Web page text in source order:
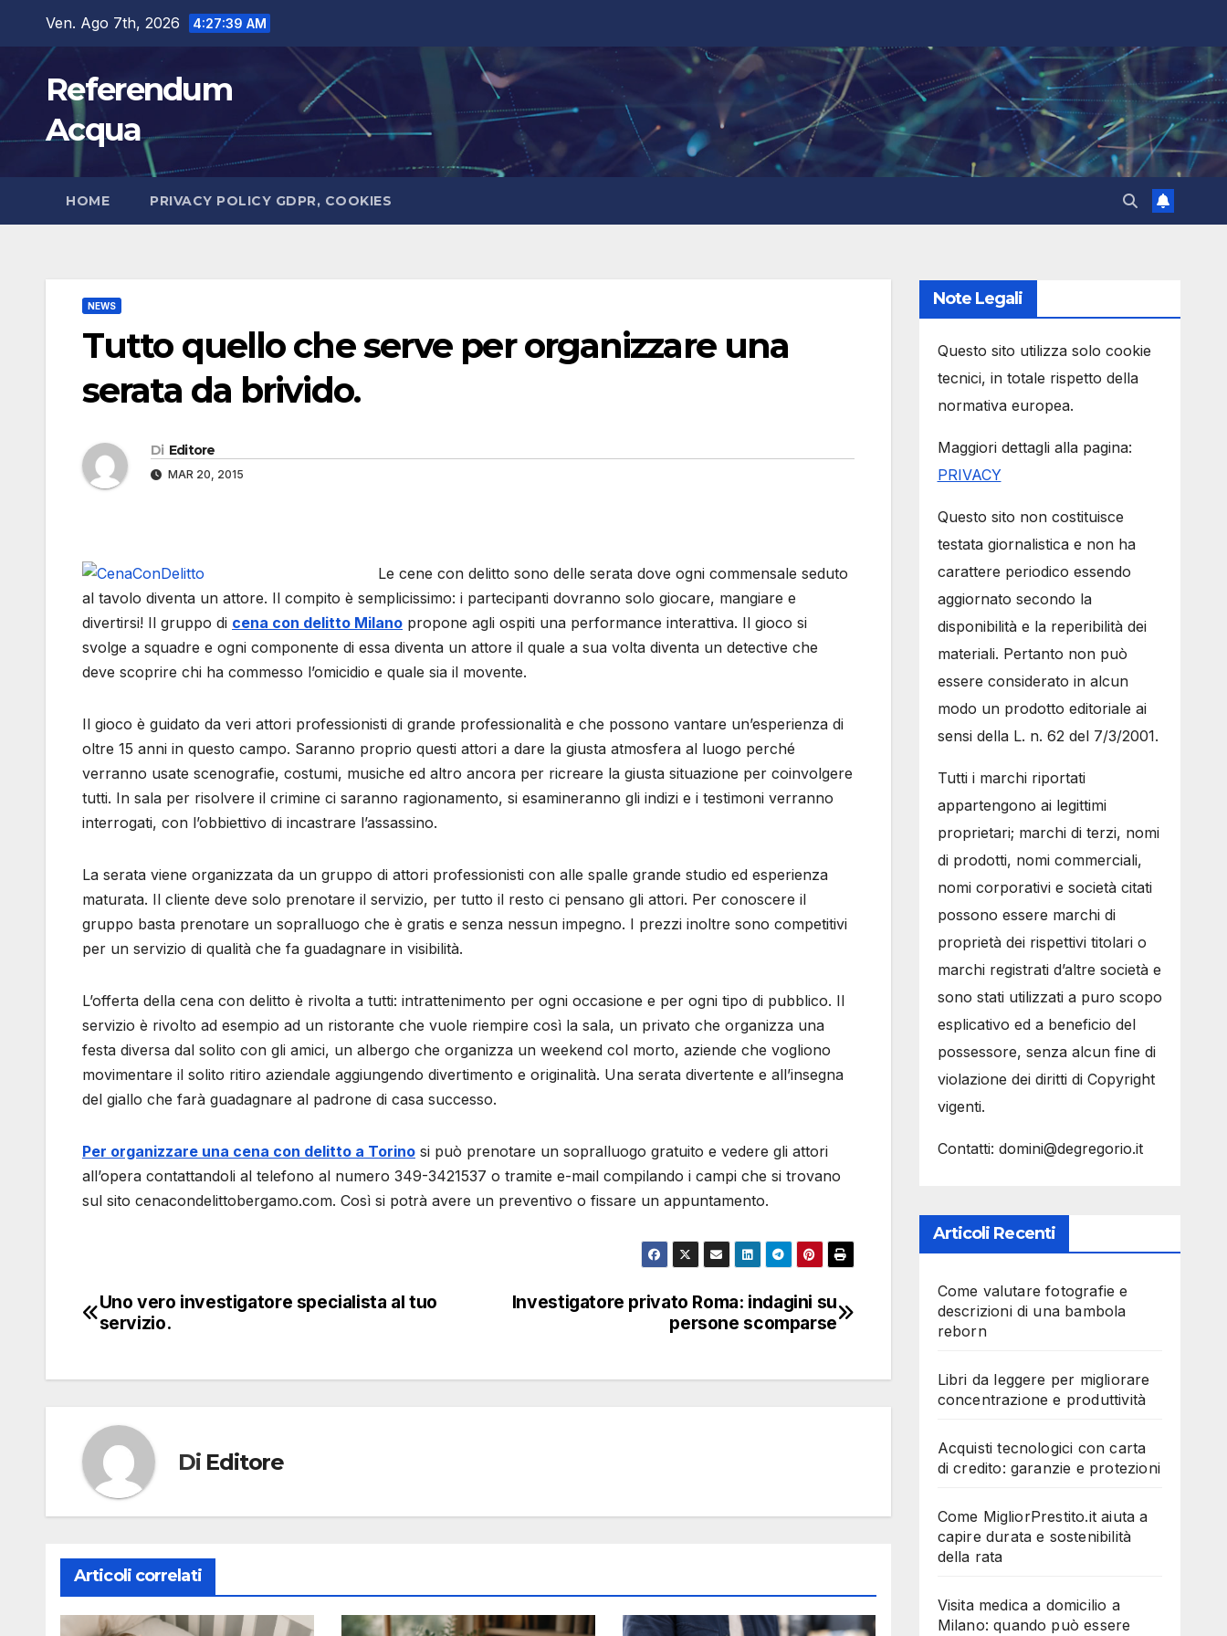
contenuto
Ven. Ago 7th, 2026 4:27:40 AM
Referendum
Acqua
HOME PRIVACY POLICY GDPR, COOKIES
NEWS
Tutto quello che serve per organizzare una
serata da brivido.
Di Editore
MAR 20, 2015
Le cene con delitto sono delle serata dove ogni commensale seduto
al tavolo diventa un attore. Il compito è semplicissimo: i partecipanti dovranno solo giocare, mangiare e
divertirsi! Il gruppo di cena con delitto Milano propone agli ospiti una performance interattiva. Il gioco si
svolge a squadre e ogni componente di essa diventa un attore il quale a sua volta diventa un detective che
deve scoprire chi ha commesso l’omicidio e quale sia il movente.
Il gioco è guidato da veri attori professionisti di grande professionalità e che possono vantare un’esperienza di
oltre 15 anni in questo campo. Saranno proprio questi attori a dare la giusta atmosfera al luogo perché
verranno usate scenografie, costumi, musiche ed altro ancora per ricreare la giusta situazione per coinvolgere
tutti. In sala per risolvere il crimine ci saranno ragionamento, si esamineranno gli indizi e i testimoni verranno
interrogati, con l’obbiettivo di incastrare l’assassino.
La serata viene organizzata da un gruppo di attori professionisti con alle spalle grande studio ed esperienza
maturata. Il cliente deve solo prenotare il servizio, per tutto il resto ci pensano gli attori. Per conoscere il
gruppo basta prenotare un sopralluogo che è gratis e senza nessun impegno. I prezzi inoltre sono competitivi
per un servizio di qualità che fa guadagnare in visibilità.
L’offerta della cena con delitto è rivolta a tutti: intrattenimento per ogni occasione e per ogni tipo di pubblico. Il
servizio è rivolto ad esempio ad un ristorante che vuole riempire così la sala, un privato che organizza una
festa diversa dal solito con gli amici, un albergo che organizza un weekend col morto, aziende che vogliono
movimentare il solito ritiro aziendale aggiungendo divertimento e originalità. Una serata divertente e all’insegna
del giallo che farà guadagnare al padrone di casa successo.
Per organizzare una cena con delitto a Torino si può prenotare un sopralluogo gratuito e vedere gli attori
all’opera contattandoli al telefono al numero 349-3421537 o tramite e-mail compilando i campi che si trovano
sul sito cenacondelittobergamo.com. Così si potrà avere un preventivo o fissare un appuntamento.
Navigazione
Investigatore privato Roma: indagini su
persone scomparse
Uno vero investigatore specialista al tuo
servizio.
Di Editore
Articoli correlati
Note Legali
Questo sito utilizza solo cookie
tecnici, in totale rispetto della
normativa europea.
Maggiori dettagli alla pagina:
PRIVACY
Questo sito non costituisce
testata giornalistica e non ha
carattere periodico essendo
aggiornato secondo la
disponibilità e la reperibilità dei
materiali. Pertanto non può
essere considerato in alcun
modo un prodotto editoriale ai
sensi della L. n. 62 del 7/3/2001.
Tutti i marchi riportati
appartengono ai legittimi
proprietari; marchi di terzi, nomi
di prodotti, nomi commerciali,
nomi corporativi e società citati
possono essere marchi di
proprietà dei rispettivi titolari o
marchi registrati d’altre società e
sono stati utilizzati a puro scopo
esplicativo ed a beneficio del
possessore, senza alcun fine di
violazione dei diritti di Copyright
vigenti.
Contatti: domini@degregorio.it
Articoli Recenti
Come valutare fotografie e
descrizioni di una bambola
reborn
Libri da leggere per migliorare
concentrazione e produttività
Acquisti tecnologici con carta
di credito: garanzie e protezioni
Come MigliorPrestito.it aiuta a
capire durata e sostenibilità
della rata
Visita medica a domicilio a
Milano: quando può essere